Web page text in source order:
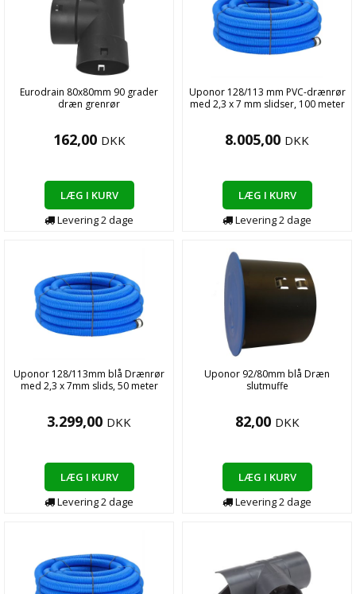
Eurodrain 80x80mm 90 grader
dræn grenrør
162,00 DKK
LÆG I KURV
Levering2dage
Uponor 128/113 mm PVC-drænrør
med 2,3 x 7 mm slidser, 100 meter
8.005,00 DKK
LÆG I KURV
Levering2dage
Uponor 128/113mm blå Drænrør
med 2,3 x 7mm slids, 50 meter
3.299,00 DKK
LÆG I KURV
Levering2dage
Uponor 92/80mm blå Dræn
slutmuffe
82,00 DKK
LÆG I KURV
Levering2dage